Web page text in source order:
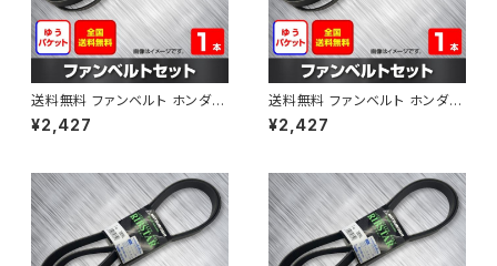
送料無料 ファンベルト ホンダ
ゼスト 型式JE1 H18.03～H24.
11 （国内トップメーカー） 1本 H
¥2,427
送料無料 ファンベルト ホンダ ラ
イフ 型式JB6 H15.09～H20.1
1 （国内トップメーカー） 1本 HA
¥2,427